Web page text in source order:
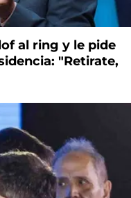
al ring y le pide
"Retirate,